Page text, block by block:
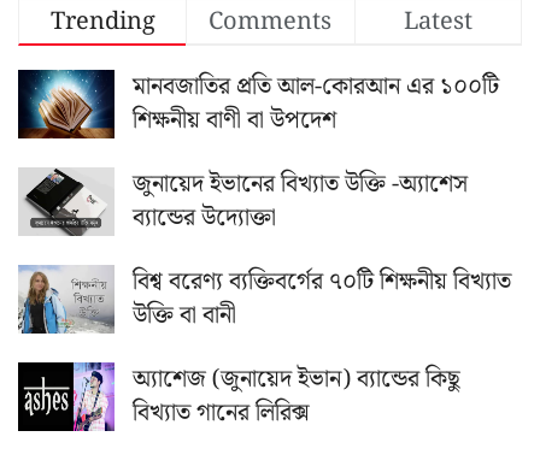
Trending
Comments
Latest
মানবজাতির প্রতি আল-কোরআন এর ১০০টি
শিক্ষনীয় বাণী বা উপদেশ
জুনায়েদ ইভানের বিখ্যাত উক্তি -অ্যাশেস
ব্যান্ডের উদ্যোক্তা
বিশ্ব বরেণ্য ব্যক্তিবর্গের ৭০টি শিক্ষনীয় বিখ্যাত
উক্তি বা বানী
অ্যাশেজ (জুনায়েদ ইভান) ব্যান্ডের কিছু
বিখ্যাত গানের লিরিক্স